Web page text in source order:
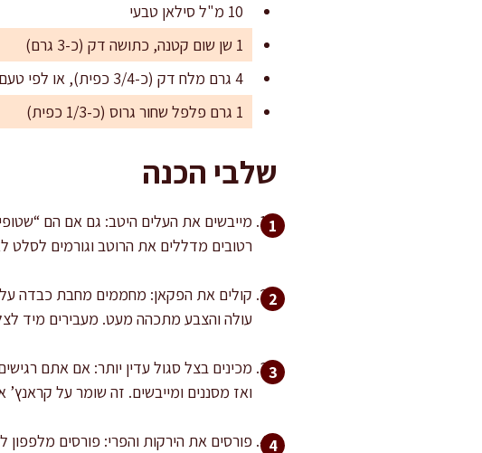
10 מ"ל סילאן טבעי
1 שן שום קטנה, כתושה דק (כ-3 גרם)
4 גרם מלח דק (כ-3/4 כפית), או לפי טעם
1 גרם פלפל שחור גרוס (כ-1/3 כפית)
שלבי הכנה
מייבשים את העלים היטב: גם אם הם
רטובים מדללים את הרוטב וגורמים לסלט
עולה והצבע מתכהה מעט. מעבירים מיד
ואז מסננים ומייבשים. זה שומר על